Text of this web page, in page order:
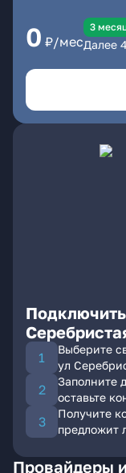
0 ₽/мес
3
Далее
Выберите
ул
Заполните
оставьте
Получите
предложит
Провайдеры